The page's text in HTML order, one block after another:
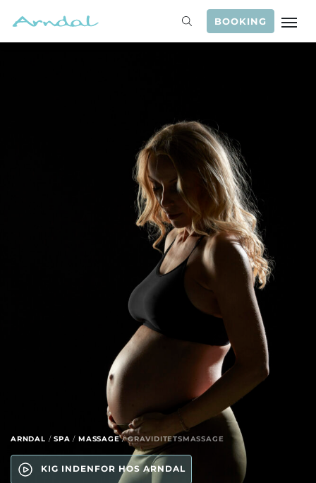
BOOKING
ARNDAL /SPA /MASSAGE/GRAVIDITETSMASSAGE
KIG INDENFOR HOS ARNDAL